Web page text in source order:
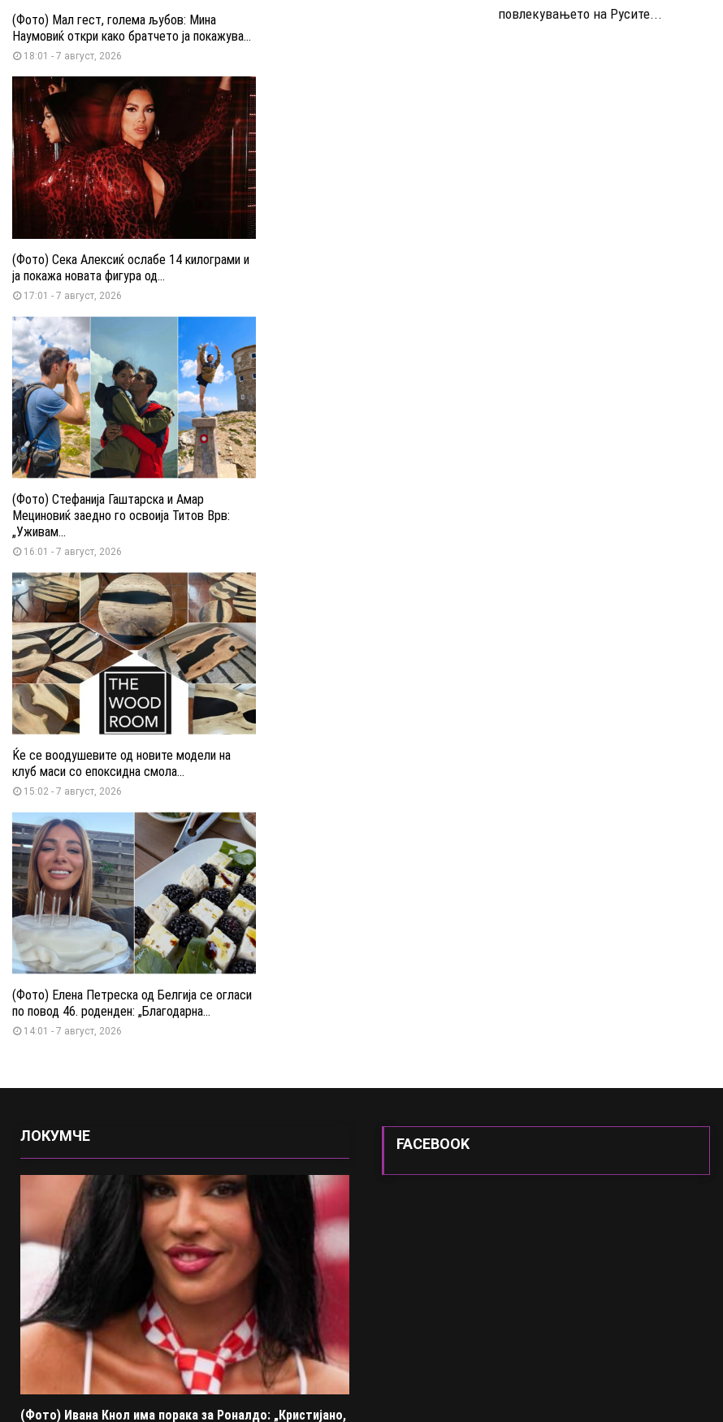
повлекувањето на Русите...
(Фото) Мал гест, голема љубов: Мина
Наумовиќ откри како братчето ја покажува...
18:01 - 7 август, 2026
(Фото) Сека Алексиќ ослабе 14 килограми и
ја покажа новата фигура од...
17:01 - 7 август, 2026
(Фото) Стефанија Гаштарска и Амар
Мециновиќ заедно го освоија Титов Врв:
„Уживам...
16:01 - 7 август, 2026
Ќе се воодушевите од новите модели на
клуб маси со епоксидна смола...
15:02 - 7 август, 2026
(Фото) Елена Петреска од Белгија се огласи
по повод 46. роденден: „Благодарна...
14:01 - 7 август, 2026
ЛОКУМЧЕ
(Фото) Ивана Кнол има порака за Роналдо: „Кристијано,
FACEBOOK